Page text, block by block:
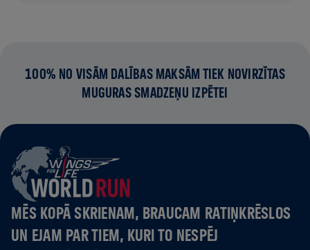
100% NO VISĀM DALĪBAS MAKSĀM TIEK NOVIRZĪTAS
MUGURAS SMADZEŅU IZPĒTEI
MĒS KOPĀ SKRIENAM, BRAUCAM RATIŅKRĒSLOS
UN EJAM PAR TIEM, KURI TO NESPĒJ